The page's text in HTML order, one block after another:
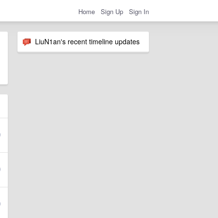
Home Sign Up Sign In
LiuN1an's recent timeline updates